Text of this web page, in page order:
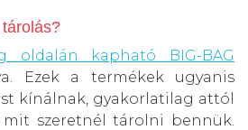
oldalán kapható BIG-BAG
Ezek a termékek ugyanis
kínálnak, gyakorlatilag attól
szeretnél tárolni bennük.